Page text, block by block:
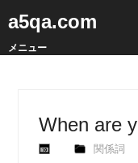
a5qa.com
メニュー
When are
関係詞